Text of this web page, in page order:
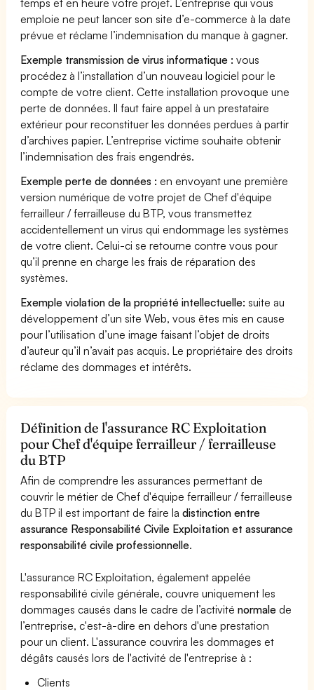
emploie ne peut lancer son site d’e-commerce à la date
prévue et réclame l’indemnisation du manque à gagner.
Exemple transmission de virus informatique : vous
procédez à l’installation d’un nouveau logiciel pour le
compte de votre client. Cette installation provoque une
perte de données. Il faut faire appel à un prestataire
extérieur pour reconstituer les données perdues à partir
d’archives papier. L’entreprise victime souhaite obtenir
l’indemnisation des frais engendrés.
Exemple perte de données : en envoyant une première
version numérique de votre projet de Chef d'équipe
ferrailleur / ferrailleuse du BTP, vous transmettez
accidentellement un virus qui endommage les systèmes
de votre client. Celui-ci se retourne contre vous pour
qu’il prenne en charge les frais de réparation des
systèmes.
Exemple violation de la propriété intellectuelle: suite au
développement d’un site Web, vous êtes mis en cause
pour l’utilisation d’une image faisant l’objet de droits
d’auteur qu’il n’avait pas acquis. Le propriétaire des droits
réclame des dommages et intérêts.
Définition de l'assurance RC Exploitation
pour Chef d'équipe ferrailleur / ferrailleuse
du BTP
Afin de comprendre les assurances permettant de
couvrir le métier de Chef d'équipe ferrailleur / ferrailleuse
du BTP il est important de faire ladistinction entre
assurance Responsabilité Civile Exploitation et assurance
responsabilité civile professionnelle.
L'assurance RC Exploitation, également appelée
responsabilité civile générale, couvre uniquement les
dommages causés dans le cadre de l’activiténormale de
l’entreprise, c'est-à-dire en dehors d'une prestation
pour un client. L'assurance couvrira les dommages et
dégâts causés lors de l'activité de l'entreprise à :
Clients